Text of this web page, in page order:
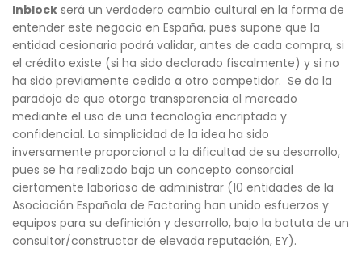
Inblock será un verdadero cambio cultural en la forma de
entender este negocio en España, pues supone que la
entidad cesionaria podrá validar, antes de cada compra, si
el crédito existe (si ha sido declarado fiscalmente) y si no
ha sido previamente cedido a otro competidor. Se da la
paradoja de que otorga transparencia al mercado
mediante el uso de una tecnología encriptada y
confidencial. La simplicidad de la idea ha sido
inversamente proporcional a la dificultad de su desarrollo,
pues se ha realizado bajo un concepto consorcial
ciertamente laborioso de administrar (10 entidades de la
Asociación Española de Factoring han unido esfuerzos y
equipos para su definición y desarrollo, bajo la batuta de un
consultor/constructor de elevada reputación, EY).